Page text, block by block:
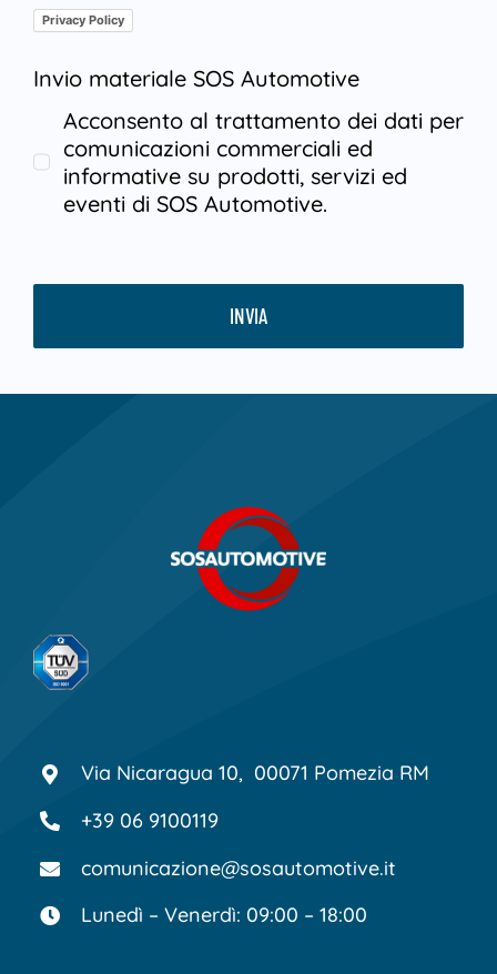
Privacy Policy
Invio materiale SOS Automotive
Acconsento al trattamento dei dati per
comunicazioni commerciali ed
informative su prodotti, servizi ed
eventi di SOS Automotive.
INVIA
Via Nicaragua 10, 00071 Pomezia RM
+39 06 9100119
comunicazione@sosautomotive.it
Lunedì – Venerdì: 09:00 – 18:00